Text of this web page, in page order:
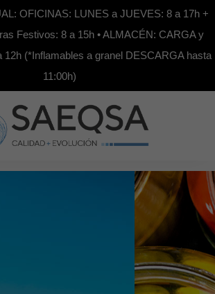
OFICINAS: LUNES a JUEVES: 8 a 17h +
Festivos: 8 a 15h • ALMACÉN: CARGA y
12h (*Inflamables a granel DESCARGA hasta
11:00h)